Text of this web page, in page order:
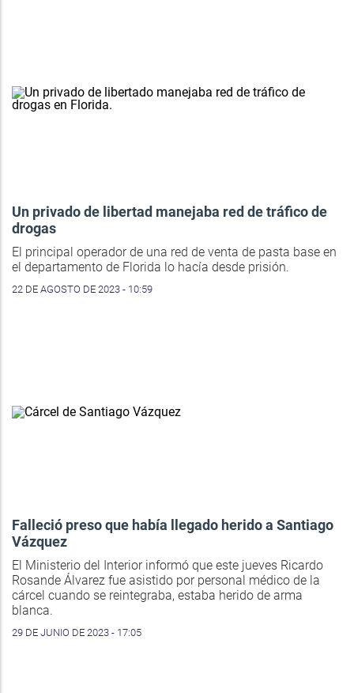
Un privado de libertad manejaba red de tráfico de
drogas
El principal operador de una red de venta de pasta base en
el departamento de Florida lo hacía desde prisión.
22 DE AGOSTO DE 2023 - 10:59
Falleció preso que había llegado herido a Santiago
Vázquez
El Ministerio del Interior informó que este jueves Ricardo
Rosande Álvarez fue asistido por personal médico de la
cárcel cuando se reintegraba, estaba herido de arma
blanca.
29 DE JUNIO DE 2023 - 17:05